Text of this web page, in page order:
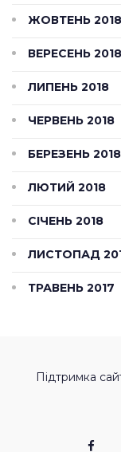
ЖОВТЕНЬ 2018
ВЕРЕСЕНЬ 2018
ЛИПЕНЬ 2018
ЧЕРВЕНЬ 2018
БЕРЕЗЕНЬ 2018
ЛЮТИЙ 2018
СІЧЕНЬ 2018
ЛИСТОПАД
ТРАВЕНЬ 2017
Підтримка